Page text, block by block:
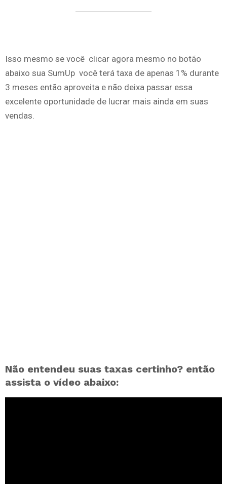
Isso mesmo se você clicar agora mesmo no botão
abaixo sua SumUp você terá taxa de apenas 1% durante
3 meses então aproveita e não deixa passar essa
excelente oportunidade de lucrar mais ainda em suas
vendas.
Não entendeu suas taxas certinho? então
assista o vídeo abaixo: